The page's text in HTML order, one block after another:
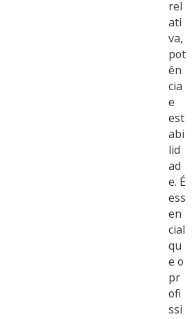
rel
ati
va,
pot
ên
cia
e
est
abi
lid
ad
e. É
ess
en
cial
qu
e o
pr
ofi
ssi